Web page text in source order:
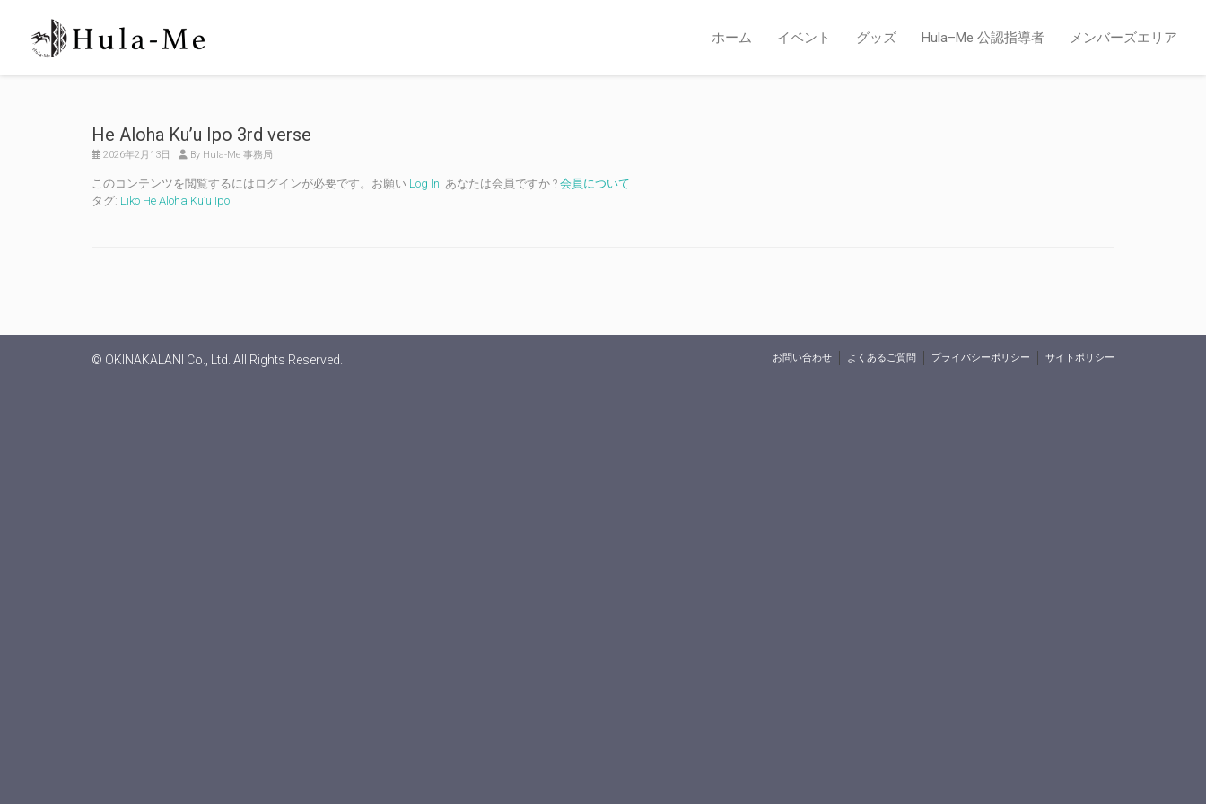
ホーム イベント グッズ Hula–Me 公認指導者 メンバーズエリア
He Aloha Ku’u Ipo 3rd verse
2026年2月13日 By Hula-Me 事務局
このコンテンツを閲覧するにはログインが必要です。お願い Log In. あなたは会員ですか ? 会員について
タグ: Liko He Aloha Ku’u Ipo
© OKINAKALANI Co., Ltd. All Rights Reserved. お問い合わせ よくあるご質問 プライバシーポリシー サイトポリシー